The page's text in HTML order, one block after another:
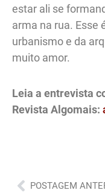
estar ali se
arma na rua. Esse
urbanismo e da
muito amor.
Leia a entrevista
Revista Algomais:
Anterior
POSTAGEM